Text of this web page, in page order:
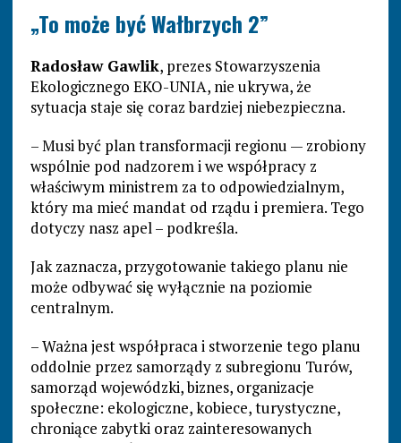
„To może być Wałbrzych 2”
Radosław Gawlik, prezes Stowarzyszenia
Ekologicznego EKO-UNIA, nie ukrywa, że
sytuacja staje się coraz bardziej niebezpieczna.
– Musi być plan transformacji regionu — zrobiony
wspólnie pod nadzorem i we współpracy z
właściwym ministrem za to odpowiedzialnym,
który ma mieć mandat od rządu i premiera. Tego
dotyczy nasz apel – podkreśla.
Jak zaznacza, przygotowanie takiego planu nie
może odbywać się wyłącznie na poziomie
centralnym.
– Ważna jest współpraca i stworzenie tego planu
oddolnie przez samorządy z subregionu Turów,
samorząd wojewódzki, biznes, organizacje
społeczne: ekologiczne, kobiece, turystyczne,
chroniące zabytki oraz zainteresowanych